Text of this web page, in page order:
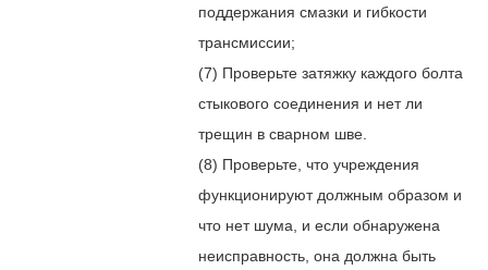
поддержания смазки и гибкости
трансмиссии;
(7) Проверьте затяжку каждого болта
стыкового соединения и нет ли
трещин в сварном шве.
(8) Проверьте, что учреждения
функционируют должным образом и
что нет шума, и если обнаружена
неисправность, она должна быть